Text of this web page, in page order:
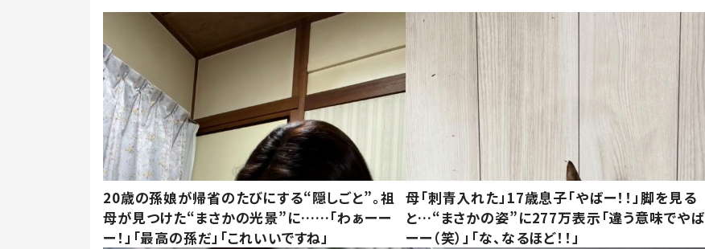
20歳の孫娘が帰省のたびにする“隠しごと”。祖
母が見つけた“まさかの光景”に……「わぁーー
ー！」「最高の孫だ」「これいいですね」
母「刺青入れた」17歳息子「やばー！！」脚を見る
と…“まさかの姿”に277万表示「違う意味でやば
ーー（笑）」「な、なるほど！！」